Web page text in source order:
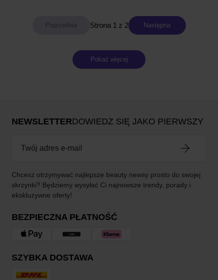
Strona 1 z 2 Następna
Pokaż więcej
NEWSLETTERDOWIEDZ SIĘ JAKO PIERWSZY
Chcesz otrzymywać najlepsze beauty newsy prosto do swojej
skrzynki? Będziemy wysyłać Ci najnowsze trendy, porady i
ekskluzywne oferty!
BEZPIECZNA PŁATNOŚĆ
SZYBKA DOSTAWA